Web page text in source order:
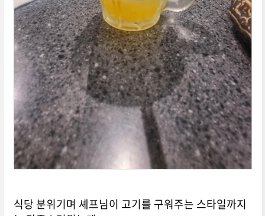
식당 분위기며 셰프님이 고기를 구워주는 스타일까지